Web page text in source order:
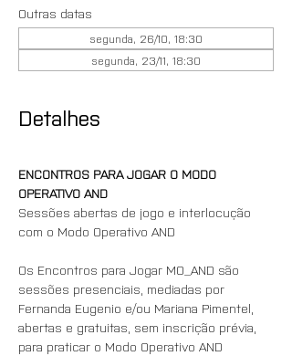
Outras datas
segunda, 26/10, 18:30
segunda, 23/11, 18:30
Detalhes
ENCONTROS PARA JOGAR O MODO
OPERATIVO AND
Sessões abertas de jogo e interlocução
com o Modo Operativo AND
Os Encontros para Jogar MO_AND são
sessões presenciais, mediadas por
Fernanda Eugenio e/ou Mariana Pimentel,
abertas e gratuitas, sem inscrição prévia,
para praticar o Modo Operativo AND